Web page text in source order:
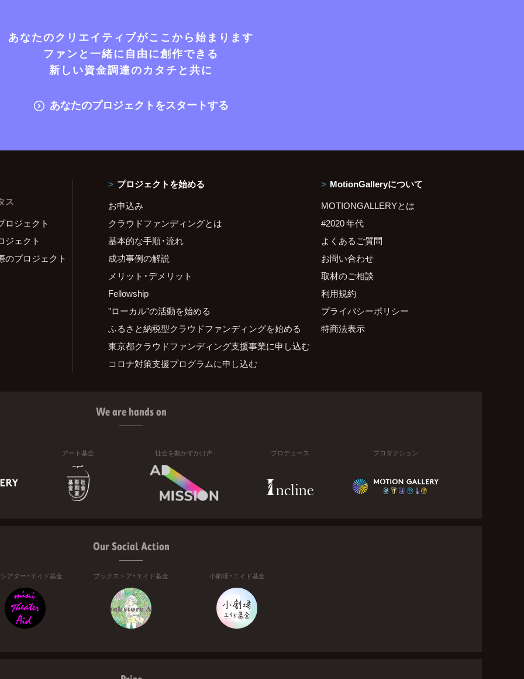
あなたのクリエイティブがここから始まります
ファンと一緒に自由に創作できる
新しい資金調達のカタチと共に
あなたのプロジェクトをスタートする
ス
ロジェクト
ジェクト
のプロジェクト
プロジェクトを始める
お申込み
クラウドファンディングとは
基本的な手順・流れ
成功事例の解説
メリット・デメリット
Fellowship
"ローカル"の活動を始める
ふるさと納税型クラウドファンディングを始める
東京都クラウドファンディング支援事業に申し込む
コロナ対策支援プログラムに申し込む
MotionGalleryについて
MOTIONGALLERYとは
#2020 年代
よくあるご質問
お問い合わせ
取材のご相談
利用規約
プライバシーポリシー
特商法表示
We are hands on
アート基金 社会を動かすかけ声 プロデュース プロダクション
Our Social Action
アター・エイド基金 ブックストア・エイド基金 小劇場・エイド基金